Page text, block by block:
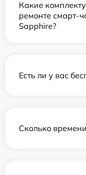
Какие
ремонте смарт-
Sapphire?
Есть ли у вас
Сколько